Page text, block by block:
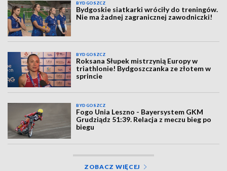
BYDGOSZCZ
Bydgoskie siatkarki wróciły do treningów.
Nie ma żadnej zagranicznej zawodniczki!
BYDGOSZCZ
Roksana Słupek mistrzynią Europy w
triathlonie! Bydgoszczanka ze złotem w
sprincie
BYDGOSZCZ
Fogo Unia Leszno - Bayersystem GKM
Grudziądz 51:39. Relacja z meczu bieg po
biegu
ZOBACZ WIĘCEJ